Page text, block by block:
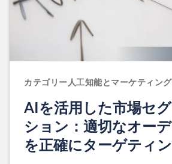
カテゴリー人工知能とマーケティング
AIを活用した市場セ
ション：適切なオー
を正確にターゲティ